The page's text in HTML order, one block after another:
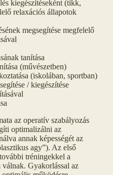
kiegészítéseként (tikk,
relaxációs állapotok
megsegítése megfelelő
tanítása
(művészetben)
(iskolában, sportban)
/ kiegészítése
az operatív szabályozás
optimalizálni az
annak képességét az
agy”). Az első
tréningekkel a
válnak. Gyakorlással az